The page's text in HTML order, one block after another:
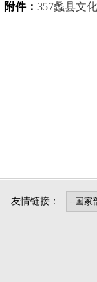
附件： 357蠡县文
友情链接：